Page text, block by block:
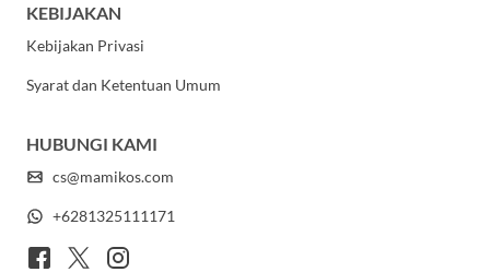
KEBIJAKAN
Kebijakan Privasi
Syarat dan Ketentuan Umum
HUBUNGI KAMI
cs@mamikos.com
+6281325111171